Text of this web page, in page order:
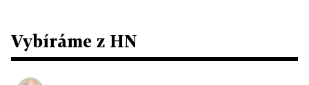
Vybíráme z HN